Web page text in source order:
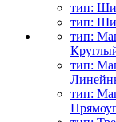
тип:
тип:
тип:
тип:
тип: